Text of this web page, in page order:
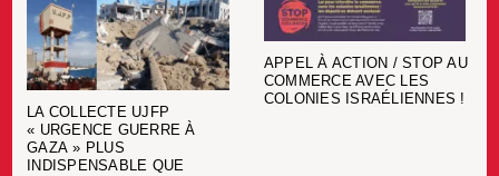
LA COLLECTE UJFP
« URGENCE GUERRE À
GAZA » PLUS
INDISPENSABLE QUE
APPEL À ACTION / STOP AU
COMMERCE AVEC LES
COLONIES ISRAÉLIENNES !